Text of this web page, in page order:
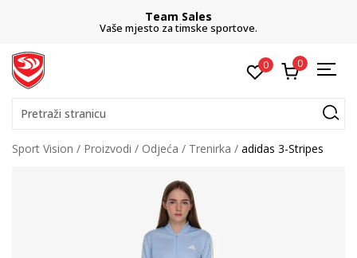
Team Sales
Vaše mjesto za timske sportove.
0 0
Pretraži stranicu
Sport Vision Proizvodi Odjeća Trenirka adidas 3-Stripes